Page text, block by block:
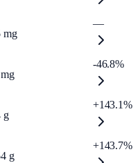
mg
—
mg
-46.8%
g
+143.1%
g
+143.7%